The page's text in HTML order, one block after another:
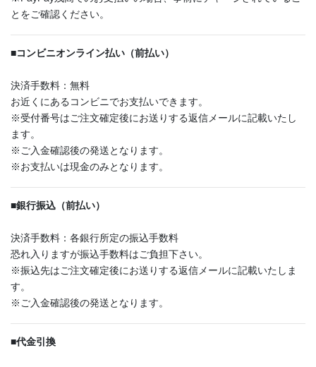
とをご確認ください。
■コンビニオンライン払い（前払い）
決済手数料：無料
お近くにあるコンビニでお支払いできます。
※受付番号はご注文確定後にお送りする返信メールに記載いたし
ます。
※ご入金確認後の発送となります。
※お支払いは現金のみとなります。
■銀行振込（前払い）
決済手数料：各銀行所定の振込手数料
恐れ入りますが振込手数料はご負担下さい。
※振込先はご注文確定後にお送りする返信メールに記載いたしま
す。
※ご入金確認後の発送となります。
■代金引換